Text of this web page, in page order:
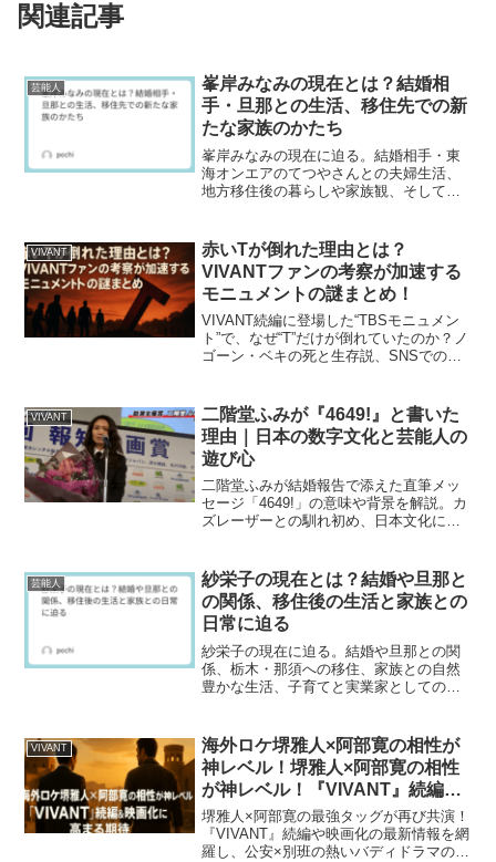
関連記事
芸能人
峯岸みなみの現在とは？結婚相
手・旦那との生活、移住先での新
たな家族のかたち
峯岸みなみの現在に迫る。結婚相手・東
海オンエアのてつやさんとの夫婦生活、
地方移住後の暮らしや家族観、そして新
VIVANT
赤いTが倒れた理由とは？
VIVANTファンの考察が加速する
モニュメントの謎まとめ！
VIVANT続編に登場した“TBSモニュメン
ト”で、なぜ“T”だけが倒れていたのか？ノ
ゴーン・ベキの死と生存説、SNSでの深
の伏線がもっと見えてくるはず！
VIVANT
二階堂ふみが『4649!』と書いた
理由｜日本の数字文化と芸能人の
遊び心
二階堂ふみが結婚報告で添えた直筆メッ
セージ「4649!」の意味や背景を解説。カ
ズレーザーとの馴れ初め、日本文化に根
します。
芸能人
紗栄子の現在とは？結婚や旦那と
の関係、移住後の生活と家族との
日常に迫る
紗栄子の現在に迫る。結婚や旦那との関
係、栃木・那須への移住、家族との自然
豊かな生活、子育てと実業家としての活
VIVANT
海外ロケ堺雅人×阿部寛の相性が
神レベル！堺雅人×阿部寛の相性
が神レベル！『VIVANT』続編＆
映画化に高まる期待！
堺雅人×阿部寛の最強タッグが再び共演！
『VIVANT』続編や映画化の最新情報を網
羅し、公安×別班の熱いバディドラマの魅